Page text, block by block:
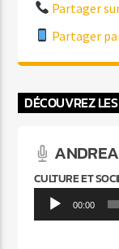
Partager
Partager
DÉCOUVREZ
CULTURE ET
Lecteur
audio
00:00